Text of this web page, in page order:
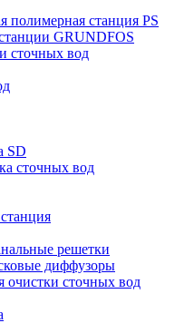
полимерная станция PS
GRUNDFOS
сточных вод
SD
сточных вод
решетки
диффузоры
очистки сточных вод